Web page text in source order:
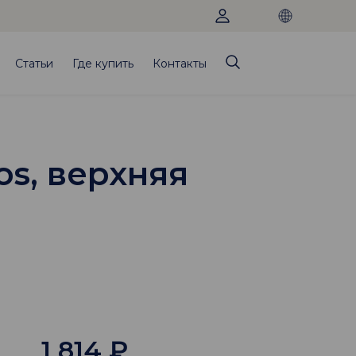
Статьи Где купить Контакты
верхняя